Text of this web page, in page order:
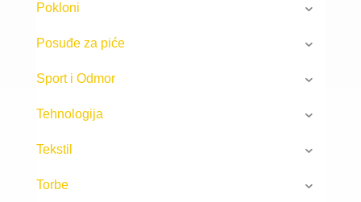
Pokloni
Posuđe za piće
Sport i Odmor
Tehnologija
Tekstil
Torbe